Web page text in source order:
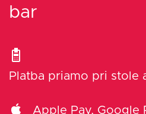
Cenník
Návody
bar
Platba priamo pri stole
Apple Pay, Google